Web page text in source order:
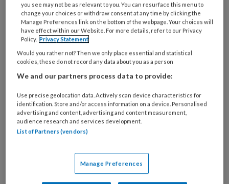
30 MEI 2026
Exposure begint bij de
behandelaar
20 MEI 2026
Innnerlijke dialoog
you see may not be as relevant to you. You can resurface this menu to
change your choices or withdraw consent at any time by clicking the
Manage Preferences link on the bottom of the webpage. Your choices will
have effect within our Website. For more details, refer to our Privacy
Policy. Privacy Statement
Would you rather not? Then we only place essential and statistical
cookies, these do not record any data about you as a person
We and our partners process data to provide:
Use precise geolocation data. Actively scan device characteristics for
identification. Store and/or access information on a device. Personalised
advertising and content, advertising and content measurement,
audience research and services development.
List of Partners (vendors)
Manage Preferences